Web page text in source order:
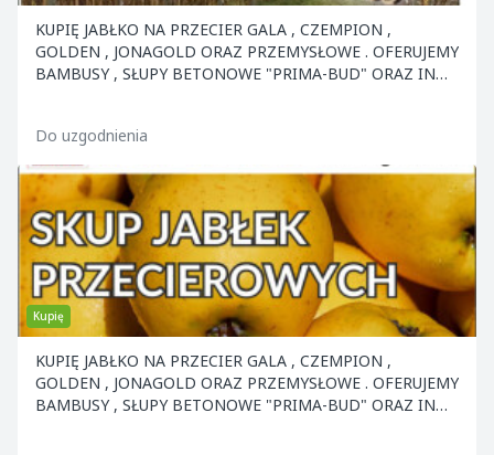
KUPIĘ JABŁKO NA PRZECIER GALA , CZEMPION ,
GOLDEN , JONAGOLD ORAZ PRZEMYSŁOWE . OFERUJEMY
BAMBUSY , SŁUPY BETONOWE "PRIMA-BUD" ORAZ INNE
Do uzgodnienia
Kupię
KUPIĘ JABŁKO NA PRZECIER GALA , CZEMPION ,
GOLDEN , JONAGOLD ORAZ PRZEMYSŁOWE . OFERUJEMY
BAMBUSY , SŁUPY BETONOWE "PRIMA-BUD" ORAZ INNE